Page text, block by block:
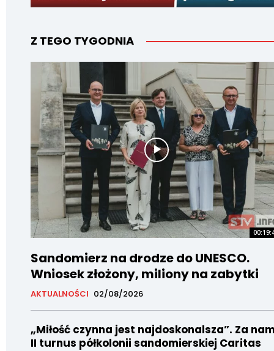
Z TEGO TYGODNIA
Sandomierz na drodze do UNESCO.
Wniosek złożony, miliony na zabytki
AKTUALNOŚCI 02/08/2026
„Miłość czynna jest najdoskonalsza”. Za
II turnus półkolonii sandomierskiej Caritas